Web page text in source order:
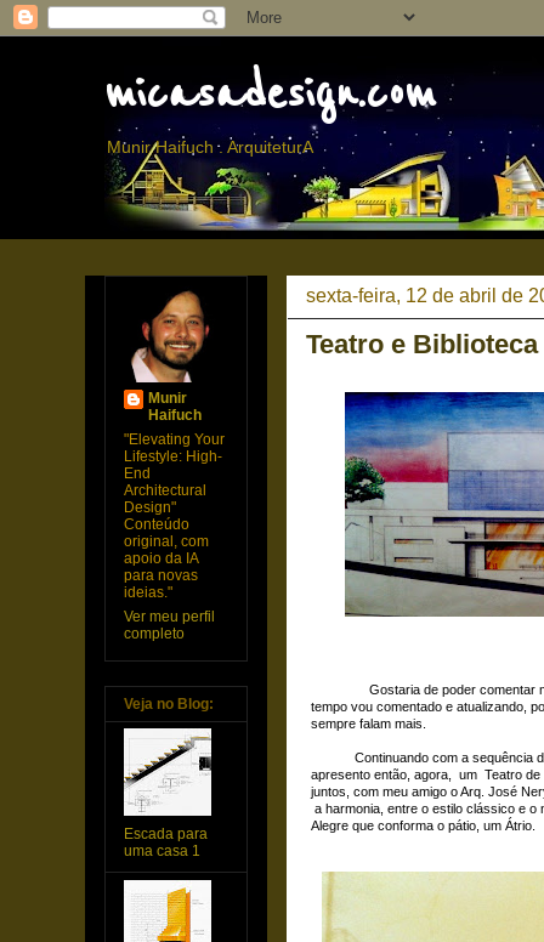
micasadesign.com
Munir Haifuch . ArquiteturA
sexta-feira, 12 de abril de
Teatro e Biblioteca
Gostaria de poder comentar
tempo vou comentado e atualizando,
sempre falam mais.
Continuando com a sequência de
apresento então, agora, um Teatro
juntos, com meu amigo o Arq. José
a harmonia, entre o estilo clássico e
Alegre que conforma o pátio, um Átrio.
Munir
Haifuch
"Elevating Your
Lifestyle: High-
End
Architectural
Design"
Conteúdo
original, com
apoio da IA
para novas
ideias."
Ver meu perfil
completo
Veja no Blog:
Escada para
uma casa 1